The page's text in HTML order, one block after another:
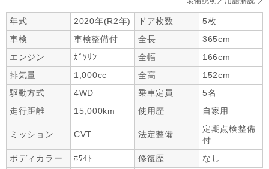
年式 2020年(R2年) ドア枚数
5枚
車検
車検整備付 全長
365cm
エンジン
ｶﾞｿﾘﾝ 全幅
166cm
排気量
1,000cc 全高
152cm
駆動方式
4WD 乗車定員
5名
走行距離
15,000km 使用歴 自家用
ミッション CVT 法定整備
定期点検整備
付
ボディカラー
ﾎﾜｲﾄ 修復歴
なし